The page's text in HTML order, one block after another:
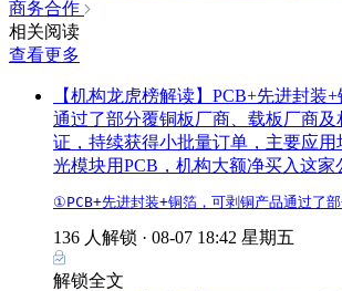
商务合作
相关阅读
查看更多
【机构龙虎榜解读】PCB+先进封装
通过了部分覆铜板厂商、载板厂商及
证，持续获得小批量订单，主要应用
光模块用PCB，机构大额净买入这家
①PCB+先进封装+铜箔，可剥铜产品通过了
136 人解锁 · 08-07 18:42 星期五
解锁全文